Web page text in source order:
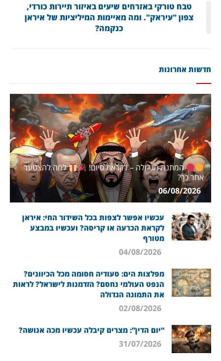
טבח טורקי באזרחים שיעים באיזור תיירות כורדי,
צפון "עיראק". ומה מאיימות המיליציות של איראן
כנקמה?
חדשות אחרונות
המתנה הגדולה – לקראת סיום!
למה להצטער
אחר כך?
06/08/2026
עכשיו אפשר לצפות בכל השידור החי: איראן
לקראת הכרעה או קריסה? ועכשיו במבצע
מטורף
מפלצות הים: סעודיה חסומה מכל הכיוונים?
הנפט העולמי נחסם? הזדמנות לישראל? לראות
את התמונה הגדולה
“יום הדין”: מצרים קיבלה עכשיו מכה אנושה?